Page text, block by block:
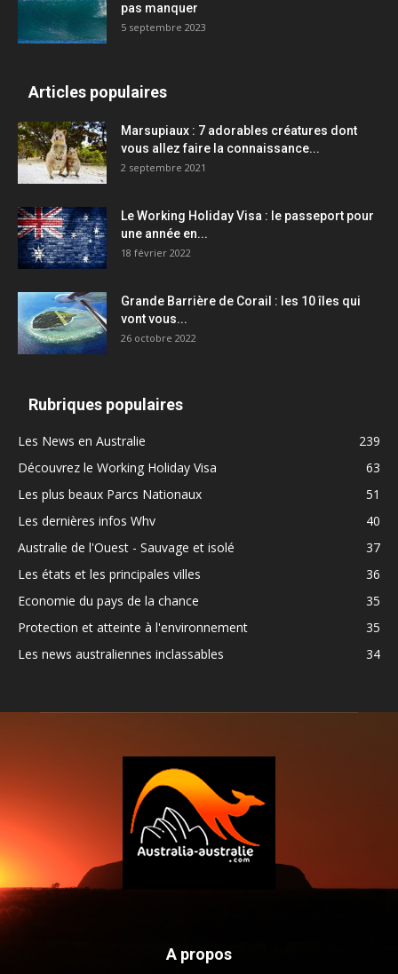
pas manquer
5 septembre 2023
Articles populaires
Marsupiaux : 7 adorables créatures dont
vous allez faire la connaissance...
2 septembre 2021
Le Working Holiday Visa : le passeport pour
une année en...
18 février 2022
Grande Barrière de Corail : les 10 îles qui
vont vous...
26 octobre 2022
Rubriques populaires
Les News en Australie
239
Découvrez le Working Holiday Visa
63
Les plus beaux Parcs Nationaux
51
Les dernières infos Whv
40
Australie de l'Ouest - Sauvage et isolé
37
Les états et les principales villes
36
Economie du pays de la chance
35
Protection et atteinte à l'environnement
35
Les news australiennes inclassables
34
A propos